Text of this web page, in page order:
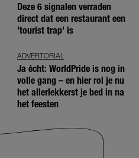
Deze 6 signalen verraden
direct dat een restaurant een
'tourist trap' is
ADVERTORIAL
Ja écht: WorldPride is nog in
volle gang – en hier rol je nu
het allerlekkerst je bed in na
het feesten